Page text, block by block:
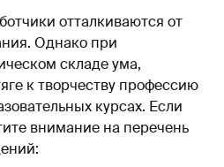
отталкиваются от
Однако при
складе ума,
к творчеству профессию
курсах. Если
внимание на перечень